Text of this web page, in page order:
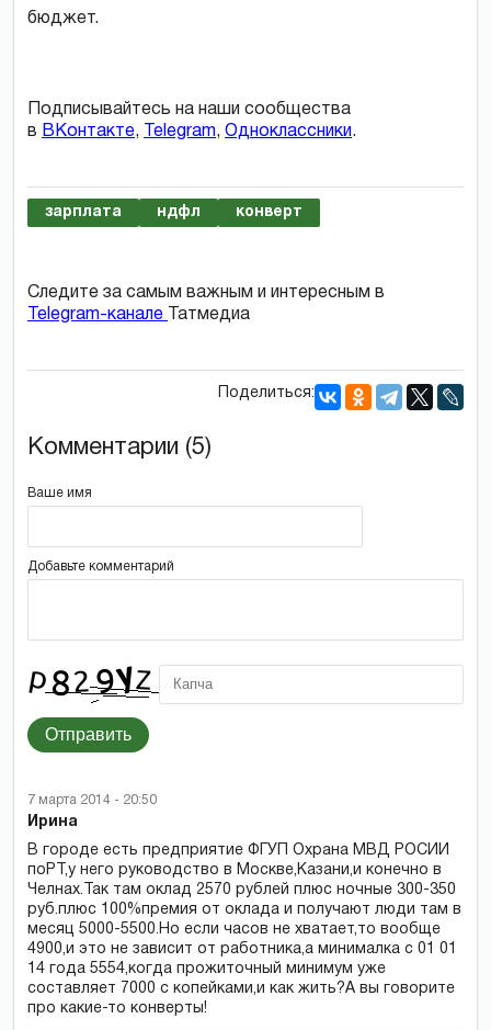
бюджет.
Подписывайтесь на наши сообщества
в ВКонтакте, Telegram, Одноклассники.
зарплата ндфл конверт
Следите за самым важным и интересным в
Telegram-канале
Татмедиа
Поделиться:
Комментарии (5)
Ваше имя
Добавьте комментарий
Отправить
7 марта 2014 - 20:50
Ирина
В городе есть предприятие ФГУП Охрана МВД РОСИИ
поРТ,у него руководство в Москве,Казани,и конечно в
Челнах.Так там оклад 2570 рублей плюс ночные 300-350
руб.плюс 100%премия от оклада и получают люди там в
месяц 5000-5500.Но если часов не хватает,то вообще
4900,и это не зависит от работника,а минималка с 01 01
14 года 5554,когда прожиточный минимум уже
составляет 7000 с копейками,и как жить?А вы говорите
про какие-то конверты!